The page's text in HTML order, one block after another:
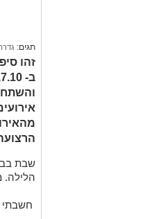
תגים:
זהו
שבת
הלילה.
חשבתי